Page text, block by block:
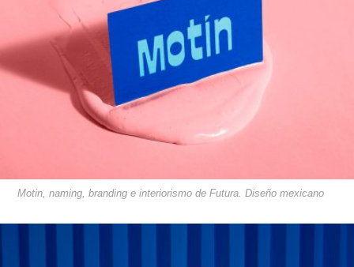
Motin, naming, branding e interiorismo de Futura. Diseño mexicano